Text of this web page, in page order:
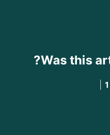
Was this
1